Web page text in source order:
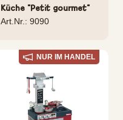
Küche "Petit gourmet"
Art.Nr.: 9090
NUR IM HANDEL